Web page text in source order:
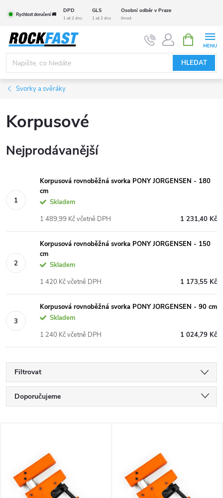
obsah
Rychlost doručení 🚚
DPD GLS Osobní odběr v Praze
1 až 2 dny 1 až 2 dny ihned
HLEDAT
NÁKUPNÍ
KOŠÍK
Svorky a svěráky
Korpusové
Nejprodávanější
Korpusová rovnoběžná svorka PONY JORGENSEN - 180
cm
Skladem
1 231,40 Kč
1 489,99 Kč včetně DPH
Korpusová rovnoběžná svorka PONY JORGENSEN - 150
cm
Skladem
1 173,55 Kč
1 420 Kč včetně DPH
Korpusová rovnoběžná svorka PONY JORGENSEN - 90 cm
Skladem
1 024,79 Kč
1 240 Kč včetně DPH
Filtrovat
Ř
a
e
Doporučujeme
Nejprodávanější
Abecedně
p